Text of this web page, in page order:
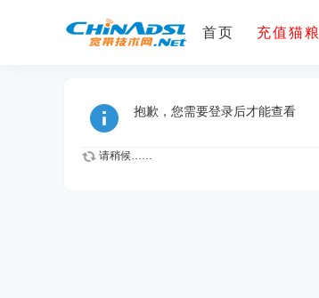
首页 充值猫粮
抱歉，您需要登录后才能查看
请稍候……